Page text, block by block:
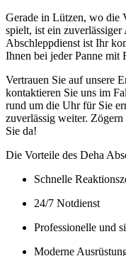
Gerade in Lützen, wo die
spielt, ist ein
Abschleppdienst ist Ihr
Ihnen bei jeder Panne mit
Vertrauen Sie auf unsere
kontaktieren Sie uns im
rund um die Uhr für Sie
zuverlässig weiter.
Sie da!
Die Vorteile des Deha
Schnelle
24/7 Notdienst
Professionelle und
Moderne